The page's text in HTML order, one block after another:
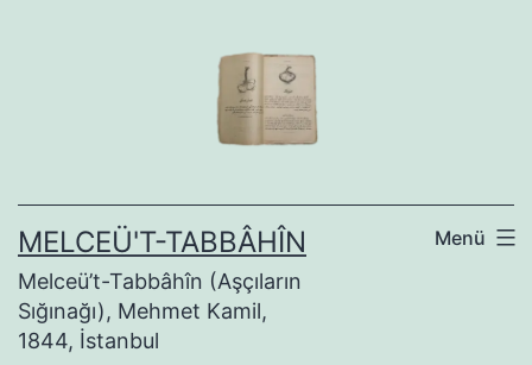
MELCEÜ'T-TABBÂHÎN
Melceü’t-Tabbâhîn (Aşçıların
Sığınağı), Mehmet Kamil,
1844, İstanbul
Menü